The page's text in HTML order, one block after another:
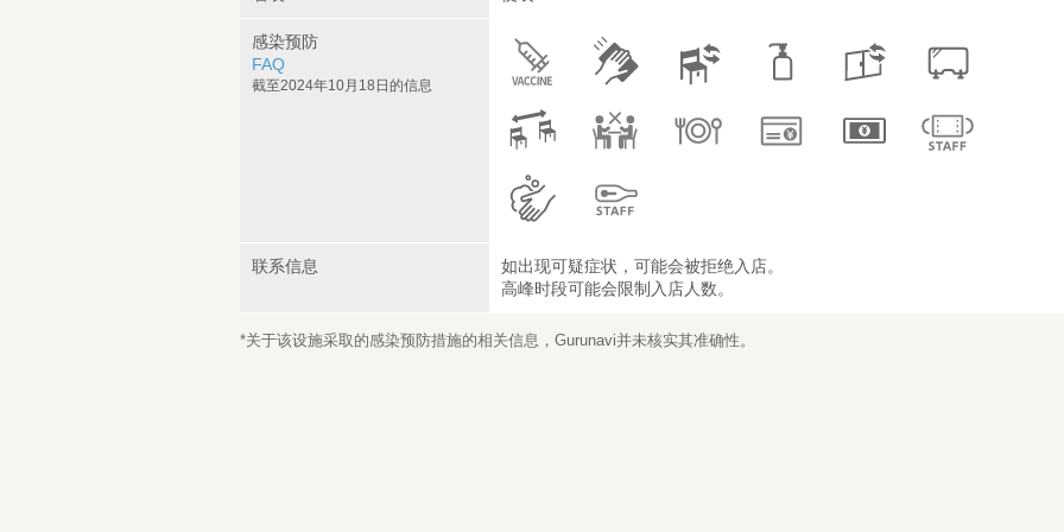
感染预防
FAQ
截至2024年10月18日的信息
联系信息
如出现可疑症状，可能会被拒绝入店。
高峰时段可能会限制入店人数。
*关于该设施采取的感染预防措施的相关信息，Gurunavi并未核实其准确性。